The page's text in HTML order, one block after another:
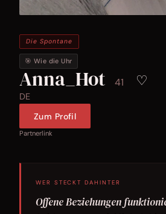
Die Spontane
🎯 Wie die Uhr
Anna_Hot 41 ♡
DE
Zum Profil
Partnerlink
WER STECKT DAHINTER
Offene Beziehungen